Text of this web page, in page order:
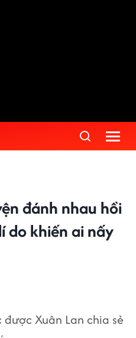
đánh nhau hồi
do khiến ai nấy
Xuân Lan chia sẻ